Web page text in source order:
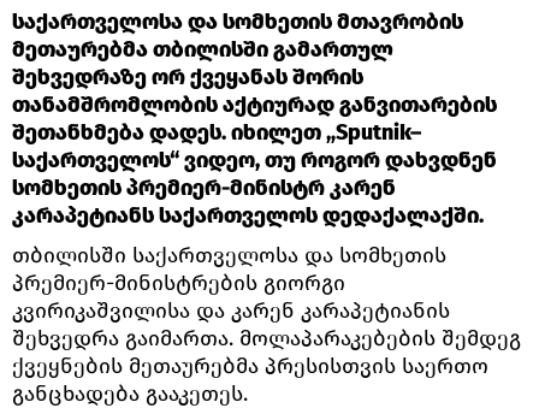
საქართველოსა და სომხეთის მთავრობის
მეთაურებმა თბილისში გამართულ
შეხვედრაზე ორ ქვეყანას შორის
თანამშრომლობის აქტიურად განვითარების
შეთანხმება დადეს. იხილეთ „Sputnik–
საქართველოს“ ვიდეო, თუ როგორ დახვდნენ
სომხეთის პრემიერ-მინისტრ კარენ
კარაპეტიანს საქართველოს დედაქალაქში.
თბილისში საქართველოსა და სომხეთის
პრემიერ-მინისტრების გიორგი
კვირიკაშვილისა და კარენ კარაპეტიანის
შეხვედრა გაიმართა. მოლაპარაკებების შემდეგ
ქვეყნების მეთაურებმა პრესისთვის საერთო
განცხადება გააკეთეს.